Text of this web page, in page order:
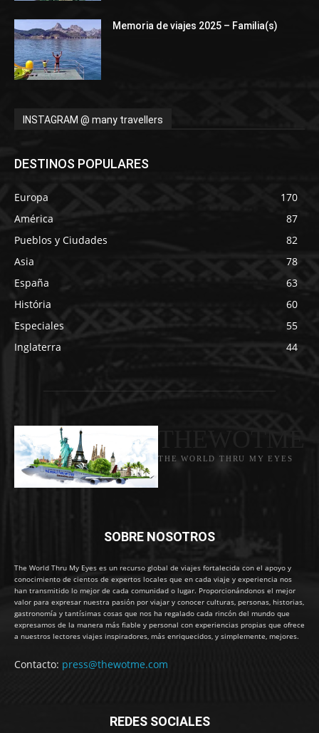
Memoria de viajes 2025 – Familia(s)
INSTAGRAM @ many travellers
DESTINOS POPULARES
Europa
170
América
87
Pueblos y Ciudades
82
Asia
78
España
63
História
60
Especiales
55
Inglaterra
44
THE WORLD THRU MY EYES
SOBRE NOSOTROS
The World Thru My Eyes es un recurso global de viajes fortalecida con el apoyo y
conocimiento de cientos de expertos locales que en cada viaje y experiencia nos
han transmitido lo mejor de cada comunidad o lugar. Proporcionándonos el mejor
valor para expresar nuestra pasión por viajar y conocer culturas, personas, historias,
gastronomía y tantísimas cosas que nos ha regalado cada rincón del mundo que
expresamos de la manera más fiable y personal con experiencias propias que ofrece
a nuestros lectores viajes inspiradores, más enriquecidos, y simplemente, mejores.
Contacto: press@thewotme.com
REDES SOCIALES